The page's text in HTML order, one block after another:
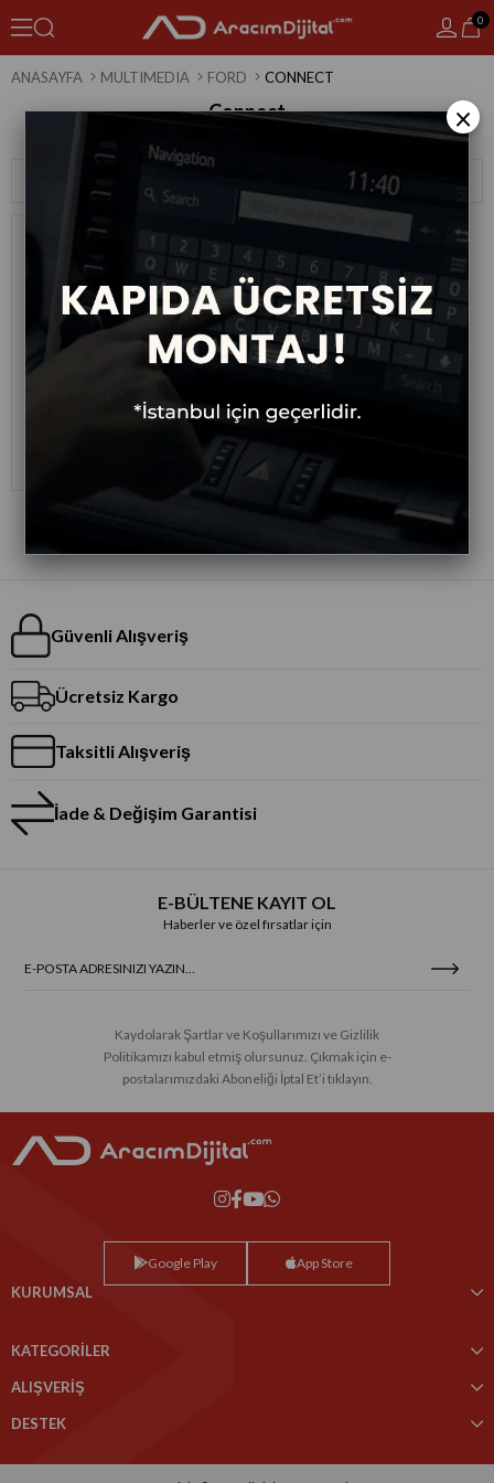
0
ANASAYFA MULTIMEDIA FORD CONNECT
Connect
Filtreleme
Ford Connect Android Multimedya
Güvenli Alışveriş
Ücretsiz Kargo
Taksitli Alışveriş
İade & Değişim Garantisi
E-BÜLTENE KAYIT OL
Haberler ve özel fırsatlar için
Kaydolarak Şartlar ve Koşullarımızı ve Gizlilik
Politikamızı kabul etmiş olursunuz. Çıkmak için e-
postalarımızdaki Aboneliği İptal Et’i tıklayın.
Google Play App Store
KURUMSAL
KATEGORİLER
ALIŞVERİŞ
DESTEK
×